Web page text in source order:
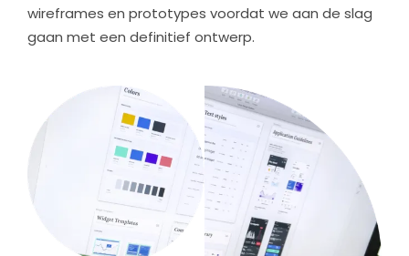
wireframes en prototypes voordat we aan de slag
gaan met een definitief ontwerp.